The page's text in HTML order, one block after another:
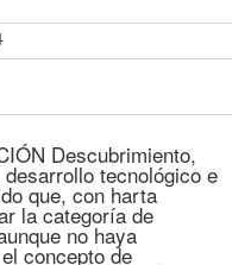
Descubrimiento,
tecnológico e
que, con harta
la categoría de
no haya
concepto de